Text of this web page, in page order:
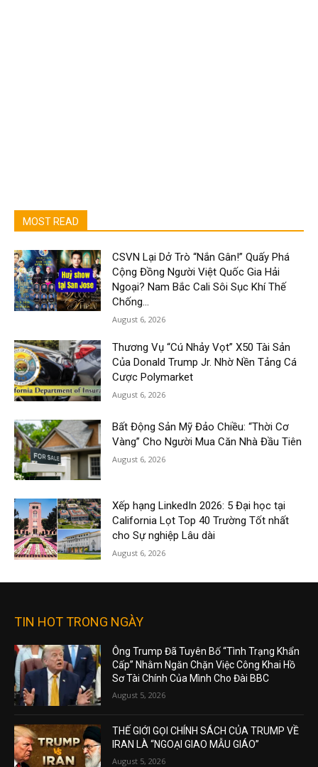
MOST READ
CSVN Lại Dở Trò “Nắn Gân!” Quấy Phá
Cộng Đồng Người Việt Quốc Gia Hải
Ngoại? Nam Bắc Cali Sôi Sục Khí Thế
Chống...
August 6, 2026
Thương Vụ “Cú Nhảy Vọt” X50 Tài Sản
Của Donald Trump Jr. Nhờ Nền Tảng Cá
Cược Polymarket
August 6, 2026
Bất Động Sản Mỹ Đảo Chiều: “Thời Cơ
Vàng” Cho Người Mua Căn Nhà Đầu Tiên
August 6, 2026
Xếp hạng LinkedIn 2026: 5 Đại học tại
California Lọt Top 40 Trường Tốt nhất
cho Sự nghiệp Lâu dài
August 6, 2026
TIN HOT TRONG NGÀY
Ông Trump Đã Tuyên Bố “Tình Trạng Khẩn
Cấp” Nhằm Ngăn Chặn Việc Công Khai Hồ
Sơ Tài Chính Của Mình Cho Đài BBC
August 5, 2026
THẾ GIỚI GỌI CHÍNH SÁCH CỦA TRUMP VỀ
IRAN LÀ “NGOẠI GIAO MẪU GIÁO”
August 5, 2026